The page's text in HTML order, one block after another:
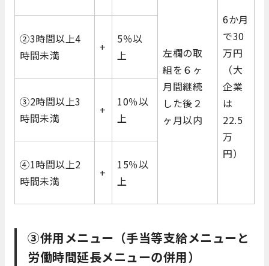
左欄の取
組を６ヶ
月間継続
した後２
ヶ月以内
6か月
で30
万円
（大
企業
は
22.5
万
円）
②3時間以上4
時間未満
+
5％以
上
③2時間以上3
時間未満
+
10％以
上
④1時間以上2
時間未満
+
15％以
上
③併用メニュー（手当等支給メニューと
労働時間延長メニューの併用）